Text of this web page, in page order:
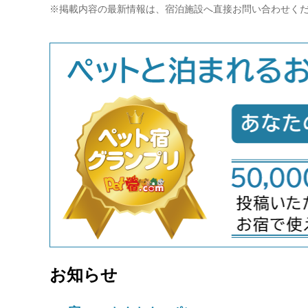
※掲載内容の最新情報は、宿泊施設へ直接お問い合わせく
お知らせ